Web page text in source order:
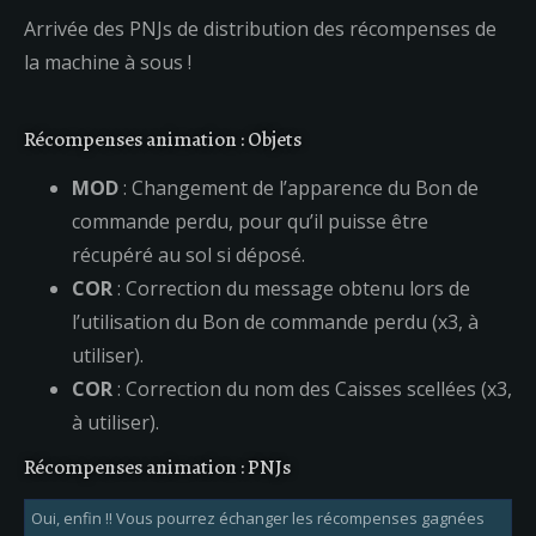
Arrivée des PNJs de distribution des récompenses de
la machine à sous !
Récompenses animation : Objets
MOD: Changement de l’apparence du Bon de
commande perdu, pour qu’il puisse être
récupéré au sol si déposé.
COR: Correction du message obtenu lors de
l’utilisation du Bon de commande perdu (x3, à
utiliser).
COR: Correction du nom des Caisses scellées (x3,
à utiliser).
Récompenses animation : PNJs
Oui, enfin !! Vous pourrez échanger les récompenses gagnées